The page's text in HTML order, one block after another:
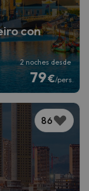
con
2 noches desde
79€/pers.
86